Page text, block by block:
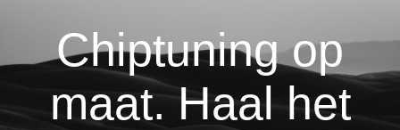
Chiptuning op
maat. Haal het